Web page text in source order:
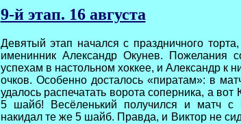
9-й этап. 16 августа
Девятый этап начался с праздничного
именинник Александр Окунев. Пожелания
успехам в настольном хоккее, и Александр к
очков. Особенно досталось «пиратам»: в
удалось распечатать ворота соперника, а
5 шайб! Весёленький получился и матч с
накидал те же 5 шайб. Правда, и Виктор не